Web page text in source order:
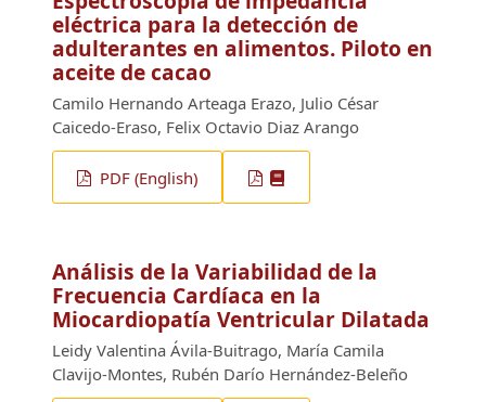
eléctrica para la detección de
adulterantes en alimentos. Piloto en
aceite de cacao
Camilo Hernando Arteaga Erazo, Julio César
Caicedo-Eraso, Felix Octavio Diaz Arango
PDF (English)
Análisis de la Variabilidad de la
Frecuencia Cardíaca en la
Miocardiopatía Ventricular Dilatada
Leidy Valentina Ávila-Buitrago, María Camila
Clavijo-Montes, Rubén Darío Hernández-Beleño